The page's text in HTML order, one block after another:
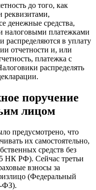
до того, как
денежные средства,
налоговыми платежками
в уплату
отчетности и, или
платежка с
распределять
поручение
лицом
предусмотрено, что
их самостоятельно,
средств без
НК РФ). Сейчас третьи
взносы за
(Федеральный
ФЗ).